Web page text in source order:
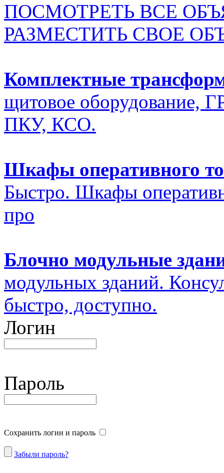
ПОСМОТРЕТЬ ВСЕ
РАЗМЕСТИТЬ СВОЕ
Комплектные
щитовое оборудование,
ПКУ, КСО.
Шкафы оперативного
Быстро. Шкафы
про
Блочно модульные
модульных зданий.
быстро, доступно.
Логин
Пароль
Сохранить логин и пароль
Забыли пароль?